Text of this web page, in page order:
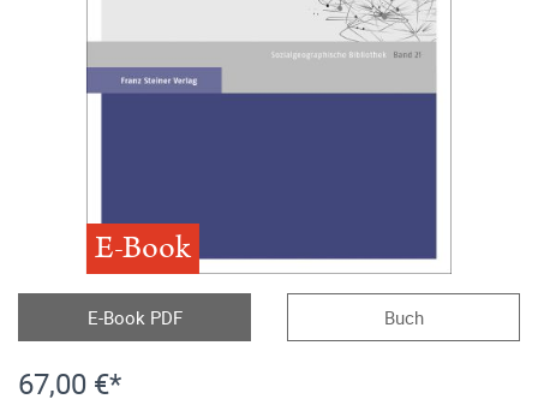
E-Book
E-Book PDF Buch
67,00 €*